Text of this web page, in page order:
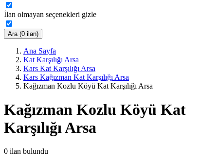
İlan olmayan seçenekleri gizle
Ara (0 ilan)
Ana Sayfa
Kat Karşılığı Arsa
Kars Kat Karşılığı Arsa
Kars Kağızman Kat Karşılığı Arsa
Kağızman Kozlu Köyü Kat Karşılığı Arsa
Kağızman Kozlu Köyü Kat
Karşılığı Arsa
0 ilan bulundu